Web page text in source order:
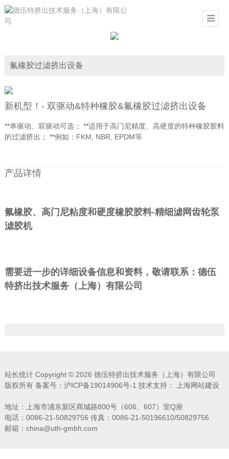
氟橡胶过滤挤出设备
新机型！- 双驱动&特种橡胶&氟橡胶过滤挤出设备
**单驱动、双驱动可选； **适用于高门尼精度、高硬度的特种橡胶胶料
的过滤挤出； **例如：FKM, NBR, EPDM等
产品详情
氟橡胶、高门尼粘度和硬度橡胶胶料-精细滤网齿轮泵
滤胶机
需要进一步的详细设备信息和资料，敬请联系：德伍
特挤出技术服务（上海）有限公司
站长统计Copyright © 2026 德伍特挤出技术服务（上海）有限公司
版权所有 备案号： 沪ICP备19014906号-1 技术支持： 上海网站建设
地址：上海市浦东新区商城路800号（606、607）室Q座
电话：0086-21-50829756 传真：0086-21-50196610/50829756
邮箱：china@uth-gmbh.com